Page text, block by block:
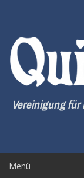
springen
Vereinigung
Menü